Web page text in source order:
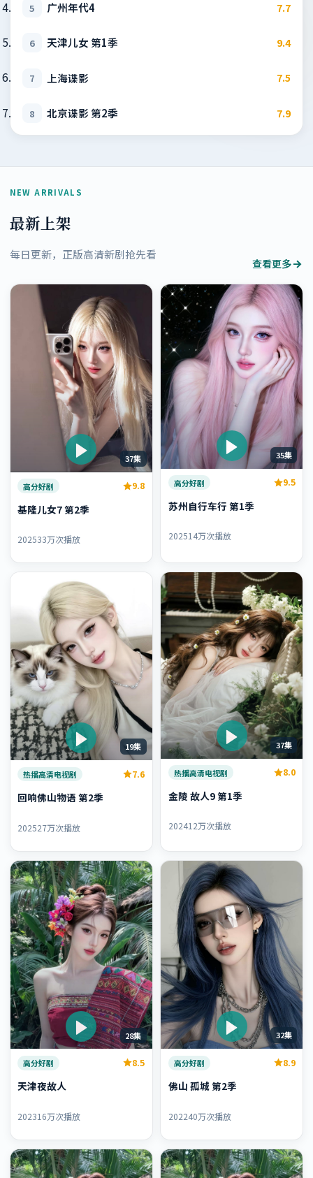
5 广州年代4 7.7
6 天津儿女 第1季 9.4
7 上海谍影 7.5
8 北京谍影 第2季 7.9
NEW ARRIVALS
最新上架
每日更新，正版高清新剧抢先看
查看更多
37集
高分好剧 9.8
基隆儿女7 第2季
202533万次播放
35集
高分好剧 9.5
苏州自行车行 第1季
202514万次播放
19集
热播高清电视剧 7.6
回响佛山物语 第2季
202527万次播放
37集
热播高清电视剧 8.0
金陵 故人9 第1季
202412万次播放
28集
高分好剧 8.5
天津夜故人
202316万次播放
32集
高分好剧 8.9
佛山 孤城 第2季
202240万次播放